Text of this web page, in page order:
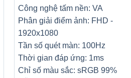
Công nghệ tấm nền: VA
Phân giải điểm ảnh: FHD -
1920x1080
Tần số quét màn: 100Hz
Thời gian đáp ứng: 1ms
Chỉ số màu sắc: sRGB 99%